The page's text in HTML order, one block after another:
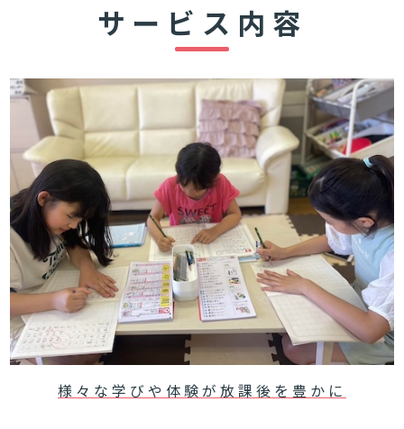
サービス内容
様々な 学びや体験が 放課後を豊かに